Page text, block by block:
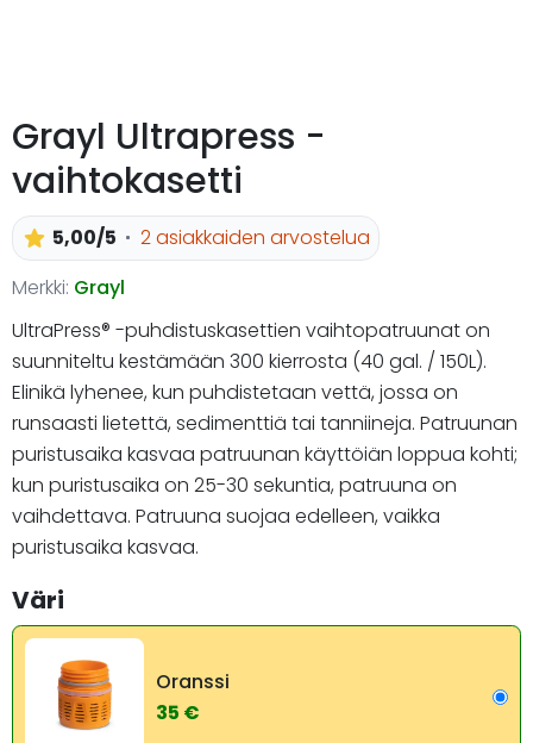
Grayl Ultrapress -
vaihtokasetti
5,00/5
2 asiakkaiden arvostelua
Merkki: Grayl
UltraPress® -puhdistuskasettien vaihtopatruunat on
suunniteltu kestämään 300 kierrosta (40 gal. / 150L).
Elinikä lyhenee, kun puhdistetaan vettä, jossa on
runsaasti lietettä, sedimenttiä tai tanniineja. Patruunan
puristusaika kasvaa patruunan käyttöiän loppua kohti;
kun puristusaika on 25-30 sekuntia, patruuna on
vaihdettava. Patruuna suojaa edelleen, vaikka
puristusaika kasvaa.
Väri
Oranssi
35 €